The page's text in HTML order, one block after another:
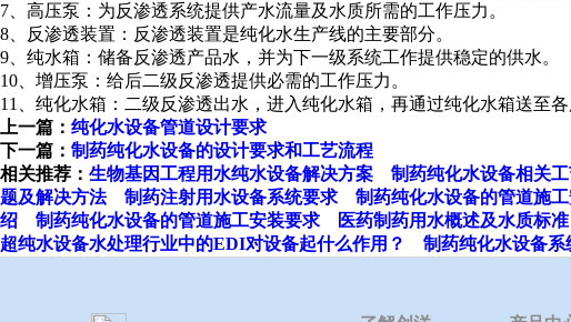
7、高压泵：为反渗透系统提供产水流量及水质所需的工作压力。
8、反渗透装置：反渗透装置是纯化水生产线的主要部分。
9、纯水箱：储备反渗透产品水，并为下一级系统工作提供稳定的供水。
10、增压泵：给后二级反渗透提供必需的工作压力。
11、纯化水箱：二级反渗透出水，进入纯化水箱，再通过纯化水箱送至各
上一篇： 纯化水设备管道设计要求
下一篇： 制药纯化水设备的设计要求和工艺流程
相关推荐： 生物基因工程用水纯水设备解决方案 制药纯化水设备相关
题及解决方法
制药注射用水设备系统要求 制药纯化水设备的管道施
绍
制药纯化水设备的管道施工安装要求 医药制药用水概述及水质标准
超纯水设备水处理行业中的EDI对设备起什么作用？
制药纯化水设备系